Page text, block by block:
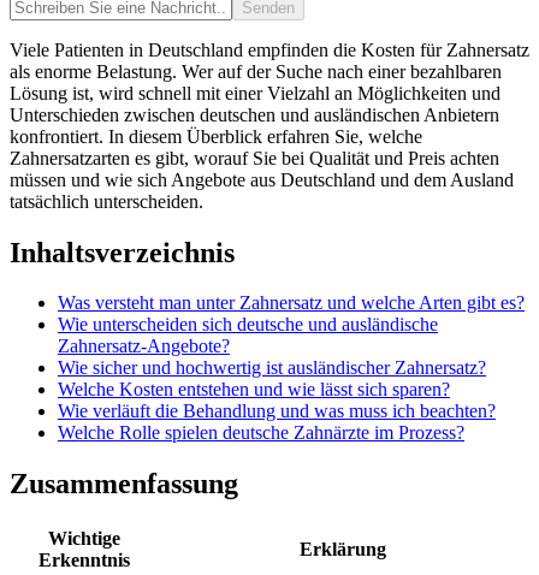
Senden
Viele Patienten in Deutschland empfinden die Kosten für Zahnersatz
als enorme Belastung. Wer auf der Suche nach einer bezahlbaren
Lösung ist, wird schnell mit einer Vielzahl an Möglichkeiten und
Unterschieden zwischen deutschen und ausländischen Anbietern
konfrontiert. In diesem Überblick erfahren Sie, welche
Zahnersatzarten es gibt, worauf Sie bei Qualität und Preis achten
müssen und wie sich Angebote aus Deutschland und dem Ausland
tatsächlich unterscheiden.
Inhaltsverzeichnis
Was versteht man unter Zahnersatz und welche Arten gibt es?
Wie unterscheiden sich deutsche und ausländische
Zahnersatz-Angebote?
Wie sicher und hochwertig ist ausländischer Zahnersatz?
Welche Kosten entstehen und wie lässt sich sparen?
Wie verläuft die Behandlung und was muss ich beachten?
Welche Rolle spielen deutsche Zahnärzte im Prozess?
Zusammenfassung
Wichtige
Erkenntnis
Erklärung